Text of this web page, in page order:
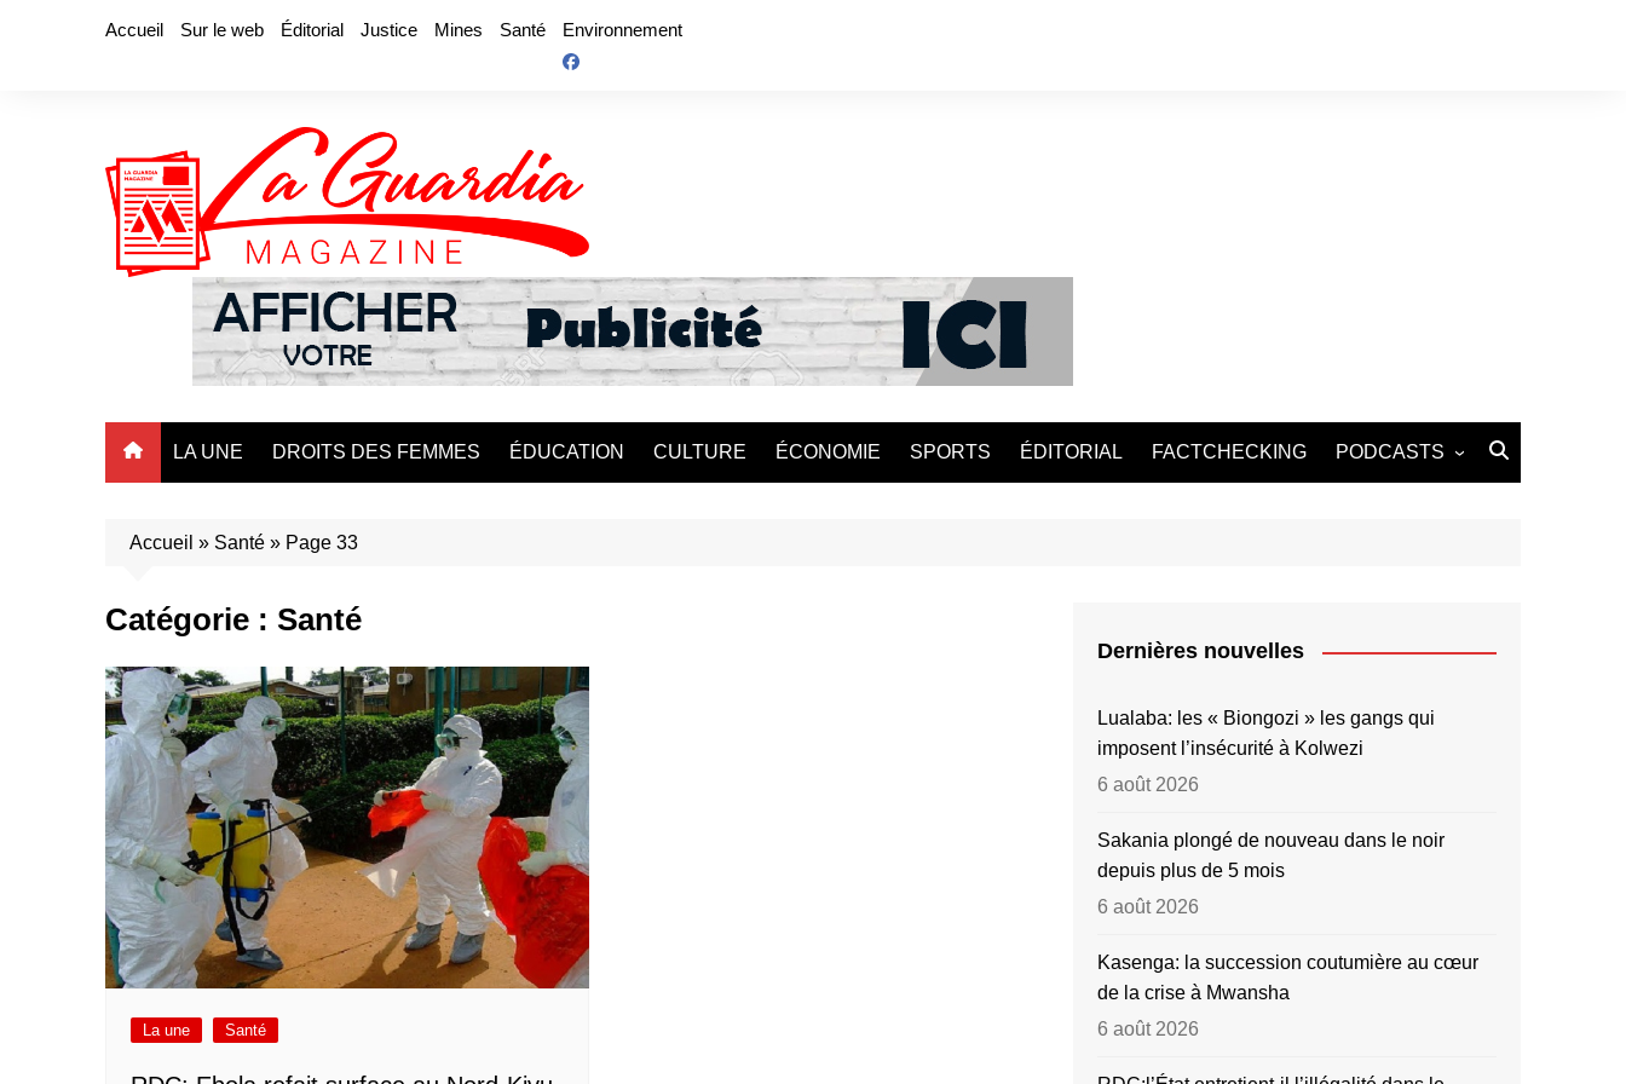
Accueil Sur le web Éditorial Justice Mines Santé Environnement
LA UNE DROITS DES FEMMES ÉDUCATION CULTURE ÉCONOMIE SPORTS ÉDITORIAL FACTCHECKING PODCASTS
Accueil » Santé » Page 33
Catégorie : Santé
La une Santé
Dernières nouvelles
Lualaba: les « Biongozi » les gangs qui
imposent l’insécurité à Kolwezi
6 août 2026
Sakania plongé de nouveau dans le noir
depuis plus de 5 mois
6 août 2026
Kasenga: la succession coutumière au cœur
de la crise à Mwansha
6 août 2026